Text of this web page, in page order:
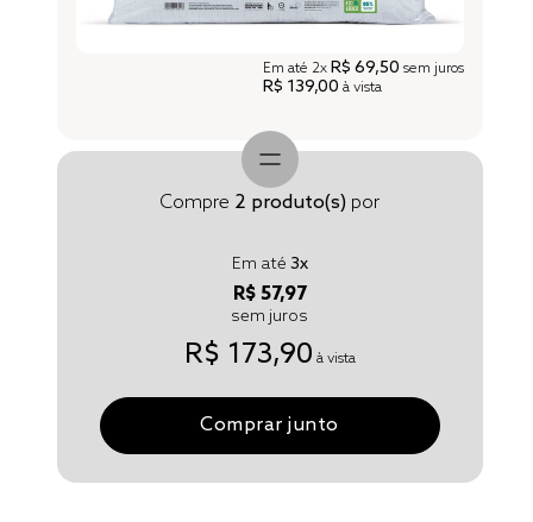
Em até 2x R$ 69,50 sem juros
R$ 139,00 à vista
Compre 2 produto(s) por
Em até 3x
R$ 57,97
sem juros
R$ 173,90 à vista
Comprar junto